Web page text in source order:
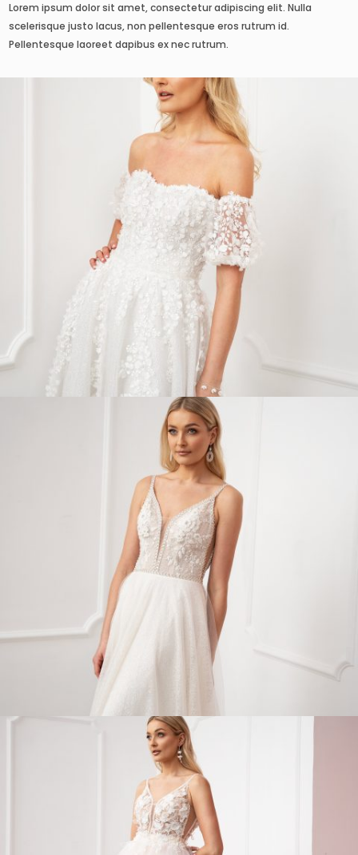
Lorem ipsum dolor sit amet, consectetur adipiscing elit. Nulla
scelerisque justo lacus, non pellentesque eros rutrum id.
Pellentesque laoreet dapibus ex nec rutrum.